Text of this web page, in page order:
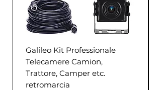
Galileo Kit Professionale
Telecamere Camion,
Trattore, Camper etc.
retromarcia